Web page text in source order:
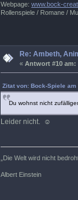
Webpage: www.bock-
Rollenspiele / Romane /
Re: Ambeth,
«Antwort #10 am:
Zitat von: Bock-Spiele
Du wohnst nicht
Leider nicht. ☺
„Die Welt wird nicht
Albert Einstein